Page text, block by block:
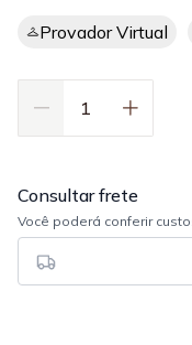
Provador Virtual